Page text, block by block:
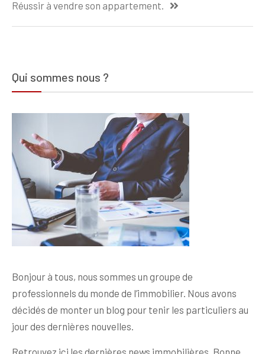
avantageux ?
l’article
Réussir à vendre son appartement.
Qui sommes nous ?
Bonjour à tous, nous sommes un groupe de
professionnels du monde de l’immobilier. Nous avons
décidés de monter un blog pour tenir les particuliers au
jour des dernières nouvelles.